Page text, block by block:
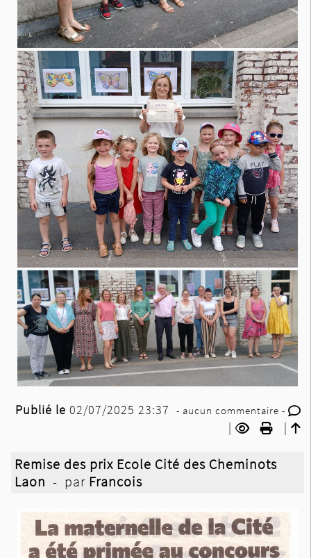
Publié le 02/07/2025 23:37 - aucun commentaire -
| |
Remise des prix Ecole Cité des Cheminots
Laon - par Francois